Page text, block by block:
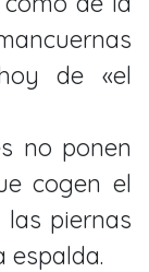
de «el
no ponen
cogen el
piernas
espalda.